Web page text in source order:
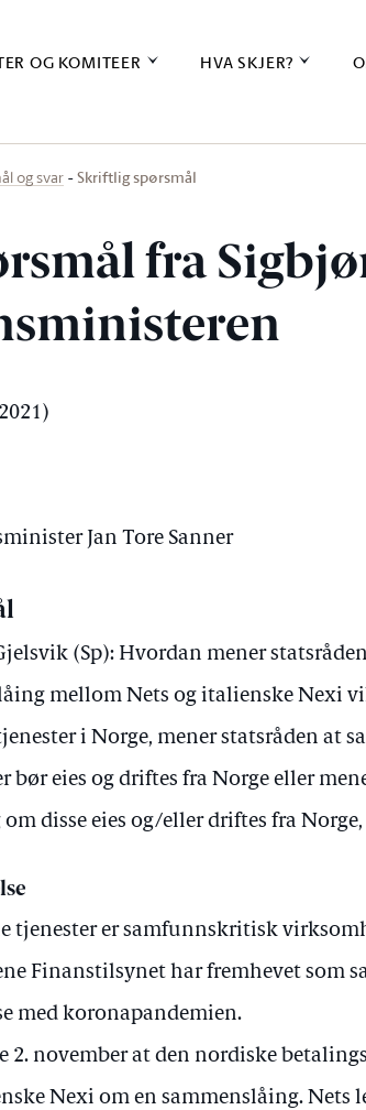
OG KOMITEER HVA SKJER?
og svar Skriftlig spørsmål
fra
Jan Tore Sanner
(Sp): Hvordan mener
mellom Nets og italienske Nexi
i Norge, mener statsråden at
bør eies og driftes fra Norge eller
disse eies og/eller driftes fra
tjenester er samfunnskritisk
Finanstilsynet har fremhevet som
med koronapandemien.
2. november at den nordiske
Nexi om en sammenslåing. Nets